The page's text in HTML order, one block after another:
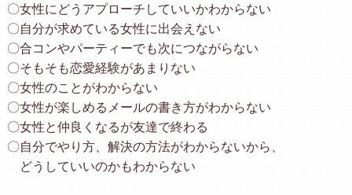
〇女性にどうアプローチしていいかわからない
〇自分が求めている女性に出会えない
〇合コンやパーティーでも次につながらない
〇そもそも恋愛経験があまりない
〇女性のことがわからない
〇女性が楽しめるメールの書き方がわからない
〇女性と仲良くなるが友達で終わる
〇自分でやり方、解決の方法がわからないから、
どうしていいのかもわからない